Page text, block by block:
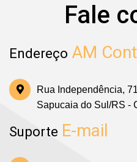
Fale
Endereço AM
Rua Independência,
Sapucaia do Sul/RS -
Suporte E-mail